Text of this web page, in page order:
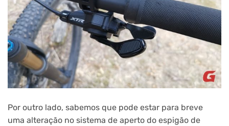
Por outro lado, sabemos que pode estar para breve
uma alteração no sistema de aperto do espigão de